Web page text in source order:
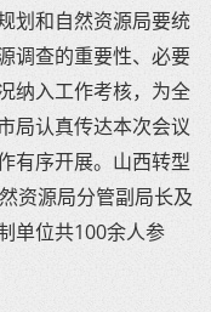
划和自然资源局要统
调查的重要性、必要
纳入工作考核，为全
局认真传达本次会议
有序开展。山西转型
资源局分管副局长及
单位共100余人参